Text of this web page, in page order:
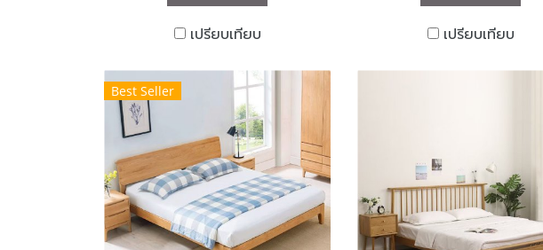
เปรียบเทียบ เปรียบเทียบ
Best Seller